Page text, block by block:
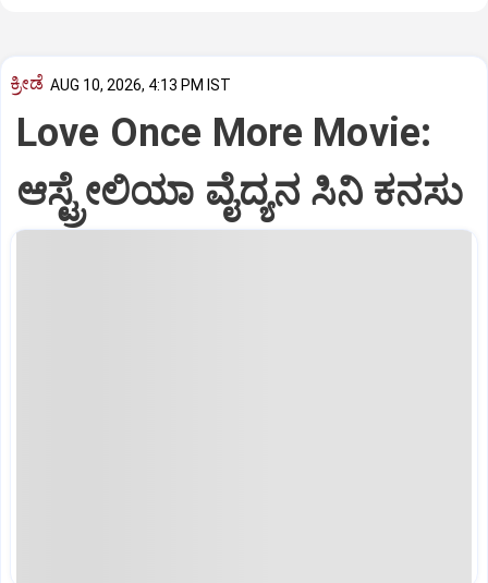
ಕ್ರೀಡೆ AUG 10, 2026, 4:13 PM IST
Love Once More Movie:
ಆಸ್ಟ್ರೇಲಿಯಾ ವೈದ್ಯನ ಸಿನಿ ಕನಸು